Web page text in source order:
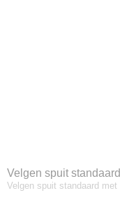
Velgen spuit standaard
Velgen spuit standaard